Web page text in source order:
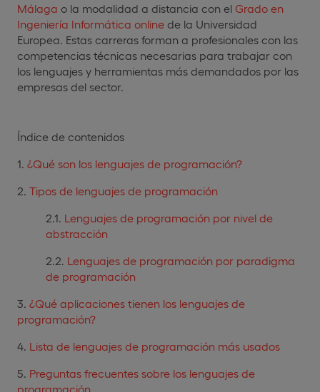
Málaga o la modalidad a distancia con el Grado en
Ingeniería Informática online de la Universidad
Europea. Estas carreras forman a profesionales con las
competencias técnicas necesarias para trabajar con
los lenguajes y herramientas más demandados por las
empresas del sector.
Índice de contenidos
¿Qué son los lenguajes de programación?
Tipos de lenguajes de programación
Lenguajes de programación por nivel de
abstracción
Lenguajes de programación por paradigma
de programación
¿Qué aplicaciones tienen los lenguajes de
programación?
Lista de lenguajes de programación más usados
Preguntas frecuentes sobre los lenguajes de
programación